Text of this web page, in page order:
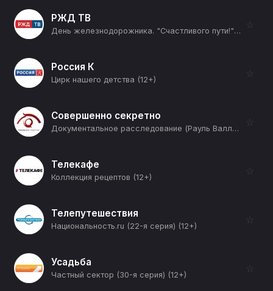
РЖД ТВ
День железнодорожника. "Счастливого пути!" (12+)
☆
Россия К
Цирк нашего детства (12+)
☆
Совершенно секретно
Документальное расследование (Рауль Валленберг. Ликвидация) (12+)
☆
Телекафе
Коллекция рецептов (12+)
☆
Телепутешествия
Национальность.ru (22-я серия) (12+)
☆
Усадьба
Частный сектор (30-я серия) (12+)
☆